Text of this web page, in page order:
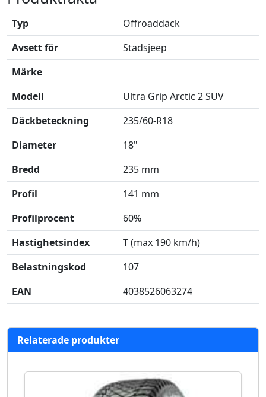
Typ
Offroaddäck
Avsett för
Stadsjeep
Märke
Modell
Ultra Grip Arctic 2 SUV
Däckbeteckning
235/60-R18
Diameter
18"
Bredd
235 mm
Profil
141 mm
Profilprocent
60%
Hastighetsindex
T (max 190 km/h)
Belastningskod
107
EAN
4038526063274
Relaterade produkter